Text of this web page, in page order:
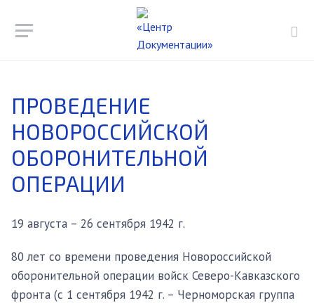
ПРОВЕДЕНИЕ
НОВОРОССИЙСКОЙ
ОБОРОНИТЕЛЬНОЙ
ОПЕРАЦИИ
19 августа – 26 сентября 1942 г.
80 лет со времени проведения Новороссийской
оборонительной операции войск Северо-Кавказского
фронта (с 1 сентября 1942 г. – Черноморская группа